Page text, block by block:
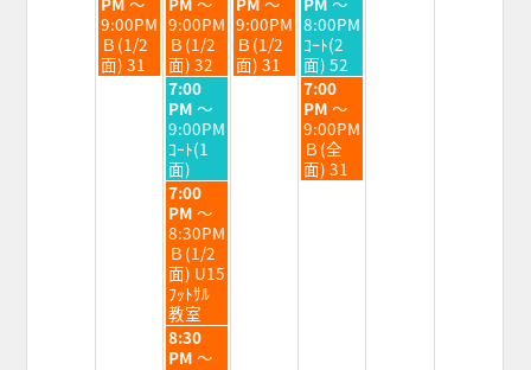
日,
8
月
4th
9:00PM
Ｂ(1/2
面) 31
日,
8
月
5th
2026
9:00PM
Ｂ(1/2
面) 32
日,
8
月
6th
9:00PM
Ｂ(1/2
面) 31
日,
8
月
7th
2026
8:00PM
ｺｰﾄ(2
面) 52
水
曜
日,
8
月
5th
2026
7:00
PM ～
9:00PM
ｺｰﾄ(1
面)
金
曜
日,
8
月
7th
7:00
PM ～
9:00PM
Ｂ(全
面) 31
水
曜
日,
8
月
5th
2026
7:00
PM ～
8:30PM
Ｂ(1/2
面) U15
ﾌｯﾄｻﾙ
教室
水
曜
8:30
PM ～